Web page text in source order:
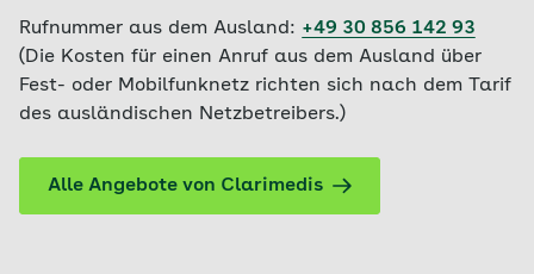
Rufnummer aus dem Ausland: +49 30 856 142 93
(Die Kosten für einen Anruf aus dem Ausland über
Fest- oder Mobilfunknetz richten sich nach dem Tarif
des ausländischen Netzbetreibers.)
Alle Angebote von Clarimedis